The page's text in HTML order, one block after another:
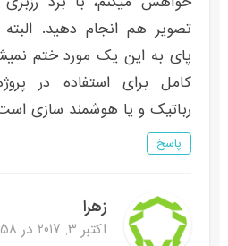
تصویر هم انجام دهید. البته
کامل برای استفاده در
رباتیک و یا هوشمند سازی
پاسخ
زهرا
اکتبر 3, 2017 در 7:58 ب.ظ